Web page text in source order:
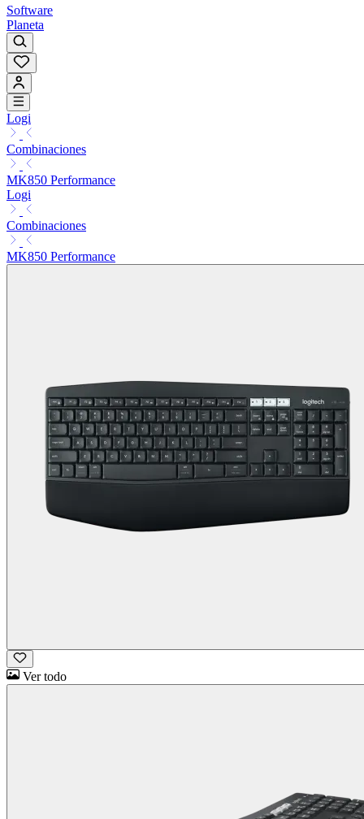
Software
Planeta
Logi
Combinaciones
MK850 Performance
Logi
Combinaciones
MK850 Performance
Ver todo